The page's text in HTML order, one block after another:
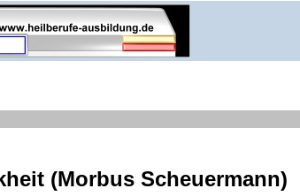
(Morbus Scheuermann)